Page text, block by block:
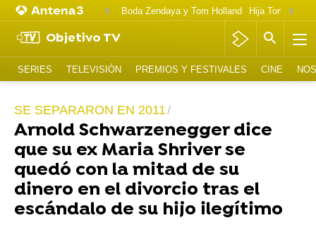
Boda Zendaya y Tom Holland Hija Tom
Objetivo TV
SERIES TELEVISIÓN PREMIOS Y FESTIVALES CINE
SE SEPARARON EN 2011
Arnold Schwarzenegger dice
que su ex Maria Shriver se
quedó con la mitad de su
dinero en el divorcio tras el
escándalo de su hijo ilegítimo